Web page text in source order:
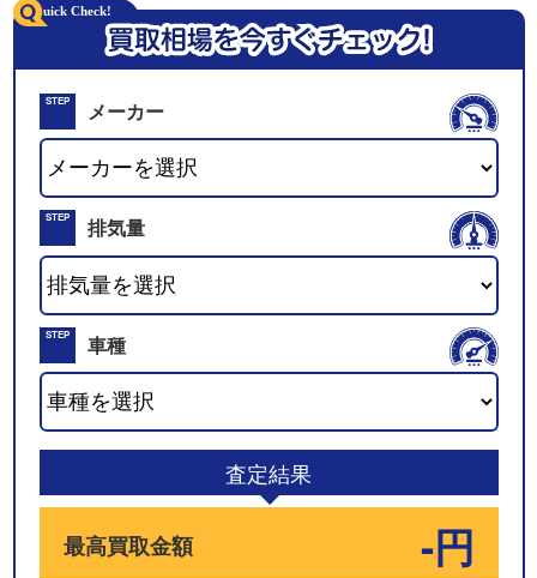
STEP
01
メーカー
STEP
02
排気量
STEP
03
車種
査定結果
最高買取金額 -円